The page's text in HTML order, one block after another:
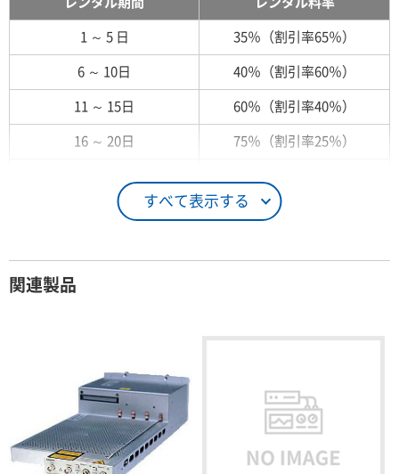
すべて表示する
1 ～ 5 日 35％（割引率65％）
6 ～ 10日 40％（割引率60％）
11 ～ 15日 60％（割引率40％）
16 ～ 20日 75％（割引率25％）
26日 ～ 1ヶ月 100％（割引率 0％）
100％（割引率 0％）
2ヶ月
3ヶ月 80％（割引率20％）
4ヶ月 75％（割引率25％）
関連製品